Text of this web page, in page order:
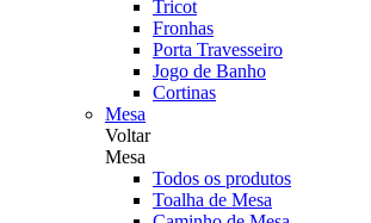
Tricot
Fronhas
Porta Travesseiro
Jogo de Banho
Cortinas
Mesa
Voltar
Mesa
Todos os produtos
Toalha de Mesa